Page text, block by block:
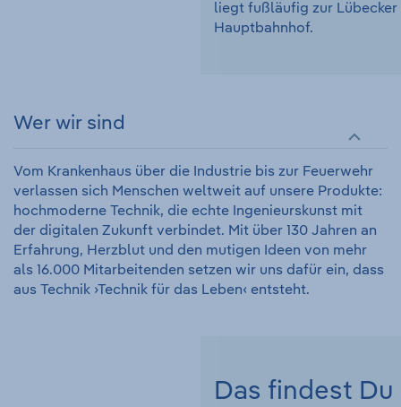
liegt fußläufig zur
Hauptbahnhof.
Wer wir sind
Vom Krankenhaus über die Industrie bis zur Feuerwehr
verlassen sich Menschen weltweit auf unsere Produkte:
hochmoderne Technik, die echte Ingenieurskunst mit
der digitalen Zukunft verbindet. Mit über 130 Jahren an
Erfahrung, Herzblut und den mutigen Ideen von mehr
als 16.000 Mitarbeitenden setzen wir uns dafür ein, dass
aus Technik ›Technik für das Leben‹ entsteht.
Das findest Du